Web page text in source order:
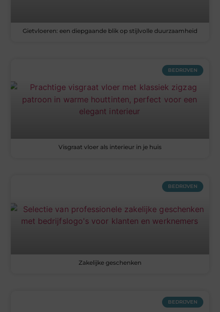
Gietvloeren: een diepgaande blik op stijlvolle duurzaamheid
BEDRIJVEN
Visgraat vloer als interieur in je huis
BEDRIJVEN
Zakelijke geschenken
BEDRIJVEN